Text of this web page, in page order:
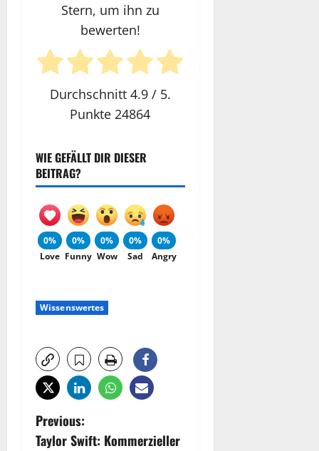
Stern, um ihn zu
bewerten!
Durchschnitt 4.9/ 5.
Punkte24864
WIE GEFÄLLT DIR DIESER
BEITRAG?
0%
Love
0%
Funny
0%
Wow
0%
Sad
0%
Angry
Wissenswertes
P
Previous:
Taylor Swift: Kommerzieller